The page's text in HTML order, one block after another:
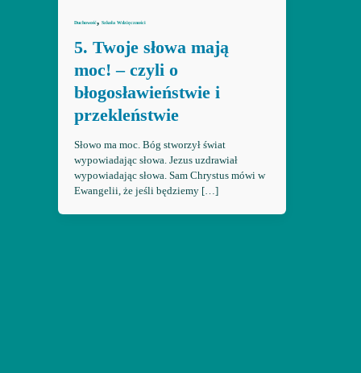
Duchowość, Szkoła Wdzięczności
5. Twoje słowa mają
moc! – czyli o
błogosławieństwie i
przekleństwie
Słowo ma moc. Bóg stworzył świat
wypowiadając słowa. Jezus uzdrawiał
wypowiadając słowa. Sam Chrystus mówi w
Ewangelii, że jeśli będziemy […]